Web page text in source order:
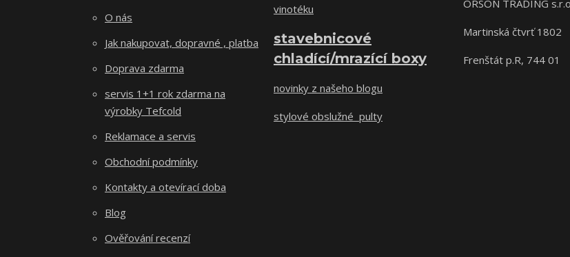
O nás
Jak nakupovat, dopravné , platba
Doprava zdarma
servis 1+1 rok zdarma na
výrobky Tefcold
Reklamace a servis
Obchodní podmínky
Kontakty a otevírací doba
Blog
Ověřování recenzí
vinotéku
stavebnicové
chladící/mrazící boxy
novinky z našeho blogu
stylové obslužné pulty
ORSON TRADING
Martinská čtvrť 1802
Frenštát p.R, 744 01